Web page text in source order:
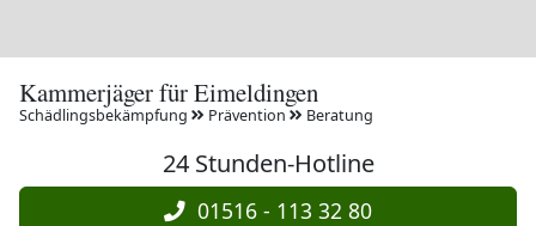
Kammerjäger für Eimeldingen
Schädlingsbekämpfung Prävention Beratung
24 Stunden-Hotline
01516 - 113 32 80